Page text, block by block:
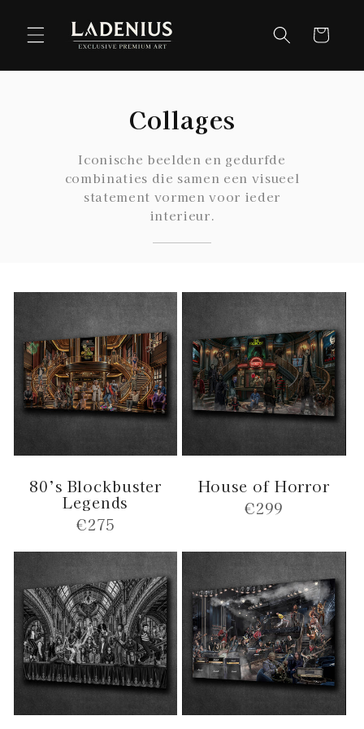
naar de
content
Collages
Iconische beelden en gedurfde
combinaties die samen een visueel
statement vormen voor ieder
interieur.
80’s Blockbuster
Legends
Normale
€275
House of Horror
Normale
€299